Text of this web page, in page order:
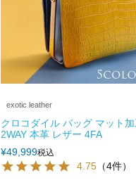
exotic leather
クロコダイル バッグ マット
2WAY 本革 レザー 4FA
¥49,999税込
4.75 （4件）